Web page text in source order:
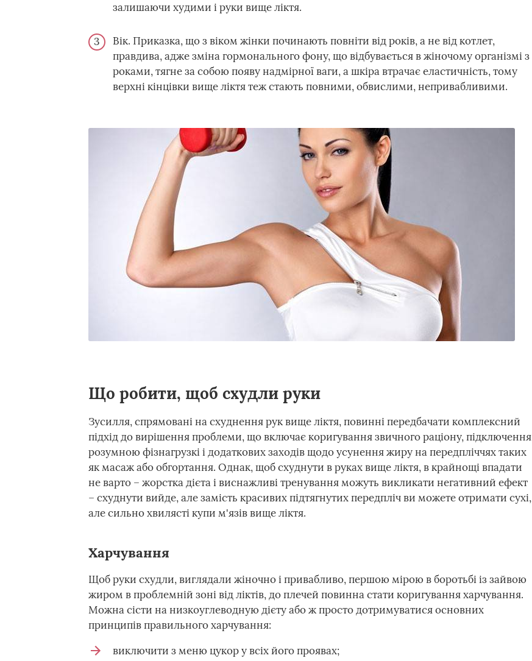
залишаючи худими і руки вище ліктя.
Вік. Приказка, що з віком жінки починають повніти від років, а не від котлет,
правдива, адже зміна гормонального фону, що відбувається в жіночому організмі з
роками, тягне за собою появу надмірної ваги, а шкіра втрачає еластичність, тому
верхні кінцівки вище ліктя теж стають повними, обвислими, непривабливими.
Що робити, щоб схудли руки
Зусилля, спрямовані на схуднення рук вище ліктя, повинні передбачати комплексний
підхід до вирішення проблеми, що включає коригування звичного раціону, підключення
розумною фізнагрузкі і додаткових заходів щодо усунення жиру на передпліччях таких
як масаж або обгортання. Однак, щоб схуднути в руках вище ліктя, в крайнощі впадати
не варто – жорстка дієта і виснажливі тренування можуть викликати негативний ефект
– схуднути вийде, але замість красивих підтягнутих передпліч ви можете отримати сухі,
але сильно хвилясті купи м'язів вище ліктя.
Харчування
Щоб руки схудли, виглядали жіночно і привабливо, першою мірою в боротьбі із зайвою
жиром в проблемній зоні від ліктів, до плечей повинна стати коригування харчування.
Можна сісти на низкоуглеводную дієту або ж просто дотримуватися основних
принципів правильного харчування:
виключити з меню цукор у всіх його проявах;